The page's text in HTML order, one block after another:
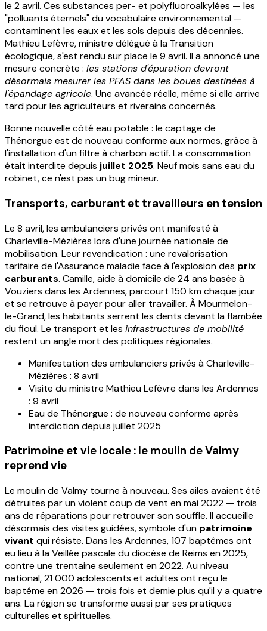
le 2 avril. Ces substances per- et polyfluoroalkylées — les
"polluants éternels" du vocabulaire environnemental —
contaminent les eaux et les sols depuis des décennies.
Mathieu Lefèvre, ministre délégué à la Transition
écologique, s'est rendu sur place le 9 avril. Il a annoncé une
mesure concrète : les stations d'épuration devront
désormais mesurer les PFAS dans les boues destinées à
l'épandage agricole. Une avancée réelle, même si elle arrive
tard pour les agriculteurs et riverains concernés.
Bonne nouvelle côté eau potable : le captage de
Thénorgue est de nouveau conforme aux normes, grâce à
l'installation d'un filtre à charbon actif. La consommation
était interdite depuis juillet 2025. Neuf mois sans eau du
robinet, ce n'est pas un bug mineur.
Transports, carburant et travailleurs en tension
Le 8 avril, les ambulanciers privés ont manifesté à
Charleville-Mézières lors d'une journée nationale de
mobilisation. Leur revendication : une revalorisation
tarifaire de l'Assurance maladie face à l'explosion des prix
carburants. Camille, aide à domicile de 24 ans basée à
Vouziers dans les Ardennes, parcourt 150 km chaque jour
et se retrouve à payer pour aller travailler. À Mourmelon-
le-Grand, les habitants serrent les dents devant la flambée
du fioul. Le transport et les infrastructures de mobilité
restent un angle mort des politiques régionales.
Manifestation des ambulanciers privés à Charleville-
Mézières : 8 avril
Visite du ministre Mathieu Lefèvre dans les Ardennes
: 9 avril
Eau de Thénorgue : de nouveau conforme après
interdiction depuis juillet 2025
Patrimoine et vie locale : le moulin de Valmy
reprend vie
Le moulin de Valmy tourne à nouveau. Ses ailes avaient été
détruites par un violent coup de vent en mai 2022 — trois
ans de réparations pour retrouver son souffle. Il accueille
désormais des visites guidées, symbole d'un patrimoine
vivant qui résiste. Dans les Ardennes, 107 baptêmes ont
eu lieu à la Veillée pascale du diocèse de Reims en 2025,
contre une trentaine seulement en 2022. Au niveau
national, 21 000 adolescents et adultes ont reçu le
baptême en 2026 — trois fois et demie plus qu'il y a quatre
ans. La région se transforme aussi par ses pratiques
culturelles et spirituelles.